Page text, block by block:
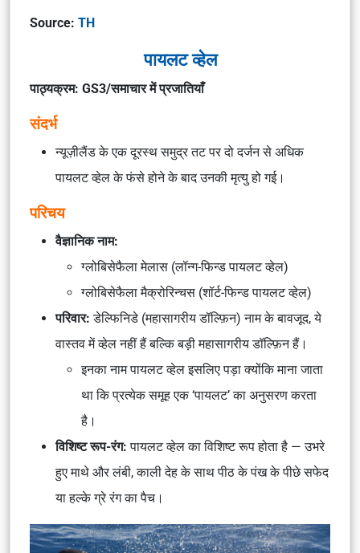
Source: TH
पायलट व्हेल
पाठ्यक्रम: GS3/समाचार में प्रजातियाँ
संदर्भ
न्यूज़ीलैंड के एक दूरस्थ समुद्र तट पर दो दर्जन से अधिक
पायलट व्हेल के फंसे होने के बाद उनकी मृत्यु हो गई।
परिचय
वैज्ञानिक नाम:
ग्लोबिसेफैला मेलास (लॉन्ग-फिन्ड पायलट व्हेल)
ग्लोबिसेफैला मैक्रोरिन्चस (शॉर्ट-फिन्ड पायलट व्हेल)
परिवार: डेल्फिनिडे (महासागरीय डॉल्फ़िन) नाम के बावजूद, ये
वास्तव में व्हेल नहीं हैं बल्कि बड़ी महासागरीय डॉल्फ़िन हैं।
इनका नाम पायलट व्हेल इसलिए पड़ा क्योंकि माना जाता
था कि प्रत्येक समूह एक ‘पायलट’ का अनुसरण करता
है।
विशिष्ट रूप-रंग: पायलट व्हेल का विशिष्ट रूप होता है — उभरे
हुए माथे और लंबी, काली देह के साथ पीठ के पंख के पीछे सफेद
या हल्के ग्रे रंग का पैच।